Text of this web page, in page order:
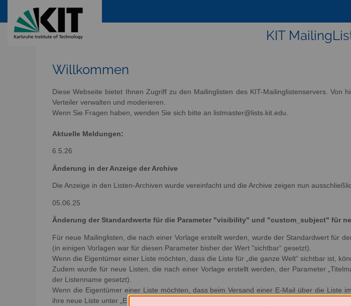
KIT
Willkommen
Diese Webseite bietet Ihnen Zugriff zu den Mailinglisten des KIT-Mailinglistenservers. Von
Verteiler verwalten und moderieren.
Wenn Sie Fragen haben, wenden Sie sich bitte an listmaster@lists.kit.edu.
Aktuelle Meldungen:
6.5.26
Änderung in der Anzeige der Archive
Die Anzeige in den Listen-Archiven wurde vereinfacht und die Archive zeigen nun
05.06.25
Änderung der Standardwerte für die Parameter "visibility" und "custom_subject" für
Für neue Mailinglisten, die nach einer Vorlage erstellt werden, wurde der Standardwert für
(in einigen Vorlagen war für diesen Parameter bisher der Wert "sichtbar“ gesetzt).
Wenn die Eigentümer einer Liste möchten, dass die Liste für „die ganze Welt“ sichtbar ist,
Zudem wurde für neue Listen, die nach einer Vorlage erstellt werden, der Parameter
der Listenname gesetzt).
Wenn die Eigentümer einer Liste möchten, dass beim Versand einer E-Mail über die Liste
ihre neue Liste unter „Einstellungen zum Senden/Entfernen“ setzen.